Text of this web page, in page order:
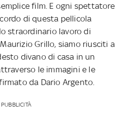
film. E ogni spettatore
di questa pellicola
straordinario lavoro di
Grillo, siamo riusciti a
divano di casa in un
le immagini e le
da Dario Argento.
PUBBLICITÀ